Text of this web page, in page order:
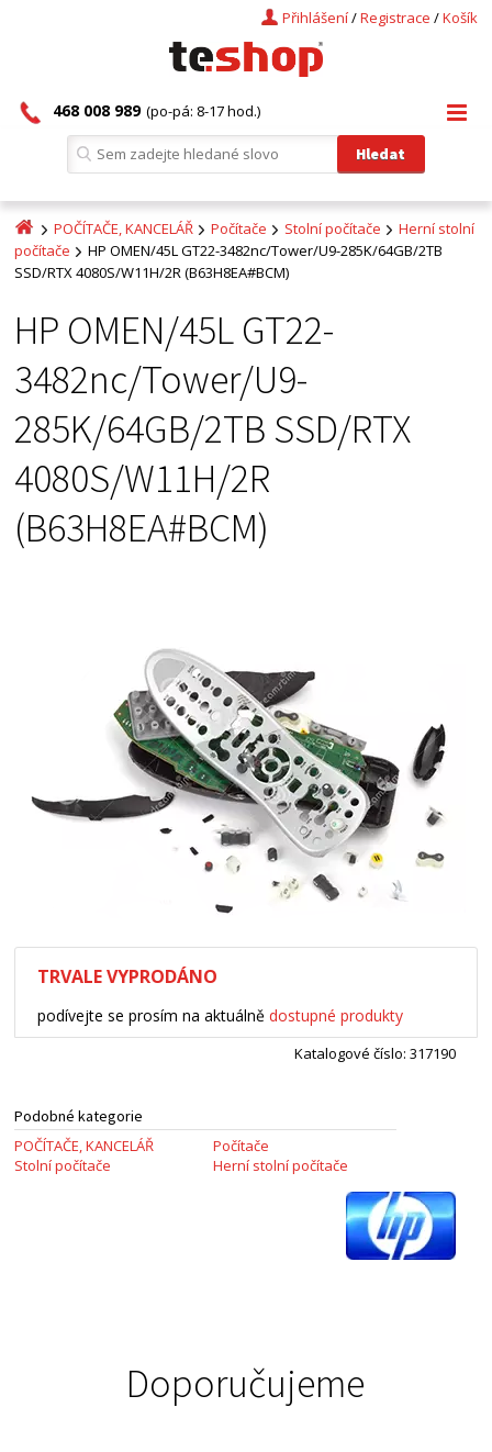
Košík
/
Registrace
/
Přihlášení
468 008 989 (po-pá: 8-17 hod.)
POČÍTAČE, KANCELÁŘ Počítače Stolní počítače
Herní stolní
počítače
HP OMEN/45L GT22-3482nc/Tower/U9-285K/64GB/2TB
SSD/RTX 4080S/W11H/2R (B63H8EA#BCM)
HP OMEN/45L GT22-
3482nc/Tower/U9-
285K/64GB/2TB SSD/RTX
4080S/W11H/2R
(B63H8EA#BCM)
TRVALE VYPRODÁNO
podívejte se prosím na aktuálnědostupné produkty
Katalogové číslo: 317190
Podobné kategorie
POČÍTAČE, KANCELÁŘ
Stolní počítače
Počítače
Herní stolní počítače
Doporučujeme